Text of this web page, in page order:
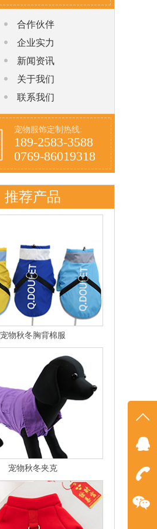
合作伙伴
企业实力
新闻资讯
关于我们
联系我们
宠物服饰定制热线:
189-2583-3588
0769-86019318
推荐产品
宠物秋冬胸背棉服
宠物秋冬夹克
点我